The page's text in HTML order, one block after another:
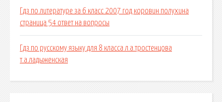
Гдз по литературе за 6 класс 2007 год коровин полухина
страница 54 ответ на вопросы
Гдз по русскому языку для 8 класса л.а.тростенцова
т.а.ладыженская